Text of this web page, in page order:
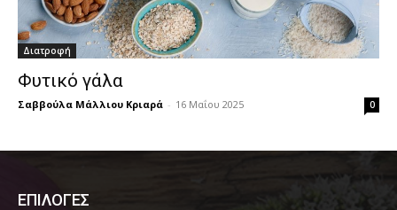
Διατροφή
Φυτικό γάλα
Σαββούλα Μάλλιου Κριαρά - 16 Μαΐου 2025 0
ΕΠΙΛΟΓΕΣ